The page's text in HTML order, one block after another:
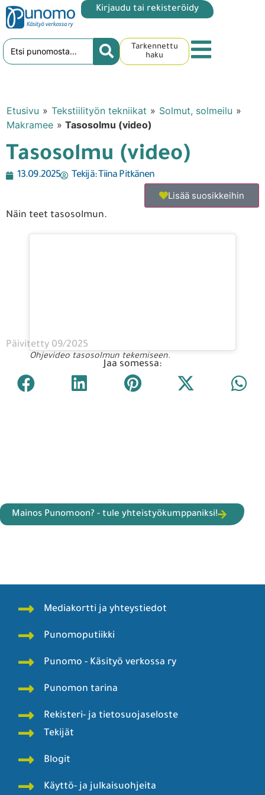
Kirjaudu tai rekisteröidy
Tarkennettu
haku
Etusivu » Tekstiilityön tekniikat » Solmut, solmeilu »
Makramee » Tasosolmu (video)
Tasosolmu (video)
13.09.2025 Tekijä:Tiina Pitkänen
Lisää suosikkeihin
Näin teet tasosolmun.
Ohjevideo tasosolmun tekemiseen.
Päivitetty 09/2025
Jaa somessa:
Mainos Punomoon? - tule yhteistyökumppaniksi!
Mediakortti ja yhteystiedot
Punomoputiikki
Punomo - Käsityö verkossa ry
Punomon tarina
Rekisteri- ja tietosuojaseloste
Tekijät
Blogit
Käyttö- ja julkaisuohjeita